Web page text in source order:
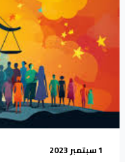
1 سبتمبر 2023